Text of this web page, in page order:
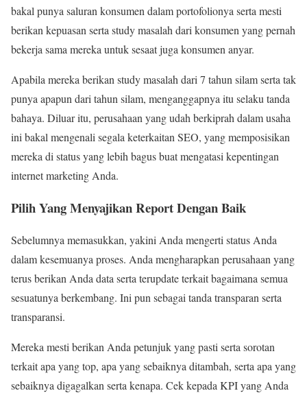
bakal punya saluran konsumen dalam portofolionya serta mesti
berikan kepuasan serta study masalah dari konsumen yang pernah
bekerja sama mereka untuk sesaat juga konsumen anyar.
Apabila mereka berikan study masalah dari 7 tahun silam serta tak
punya apapun dari tahun silam, menganggapnya itu selaku tanda
bahaya. Diluar itu, perusahaan yang udah berkiprah dalam usaha
ini bakal mengenali segala keterkaitan SEO, yang memposisikan
mereka di status yang lebih bagus buat mengatasi kepentingan
internet marketing Anda.
Pilih Yang Menyajikan Report Dengan Baik
Sebelumnya memasukkan, yakini Anda mengerti status Anda
dalam kesemuanya proses. Anda mengharapkan perusahaan yang
terus berikan Anda data serta terupdate terkait bagaimana semua
sesuatunya berkembang. Ini pun sebagai tanda transparan serta
transparansi.
Mereka mesti berikan Anda petunjuk yang pasti serta sorotan
terkait apa yang top, apa yang sebaiknya ditambah, serta apa yang
sebaiknya digagalkan serta kenapa. Cek kepada KPI yang Anda